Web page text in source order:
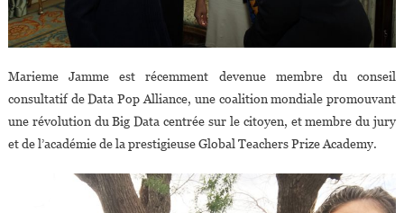
Marieme Jamme est récemment devenue membre du conseil
consultatif de Data Pop Alliance, une coalition mondiale promouvant
une révolution du Big Data centrée sur le citoyen, et membre du jury
et de l’académie de la prestigieuse Global Teachers Prize Academy.